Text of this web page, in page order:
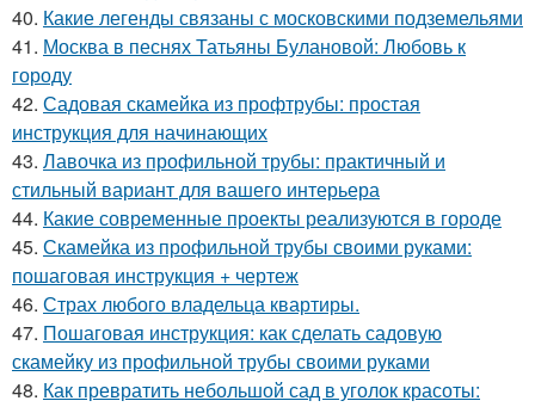
40. Какие легенды связаны с московскими подземельями
41. Москва в песнях Татьяны Булановой: Любовь к
городу
42. Садовая скамейка из профтрубы: простая
инструкция для начинающих
43. Лавочка из профильной трубы: практичный и
стильный вариант для вашего интерьера
44. Какие современные проекты реализуются в городе
45. Скамейка из профильной трубы своими руками:
пошаговая инструкция + чертеж
46. Страх любого владельца квартиры.
47. Пошаговая инструкция: как сделать садовую
скамейку из профильной трубы своими руками
48. Как превратить небольшой сад в уголок красоты: